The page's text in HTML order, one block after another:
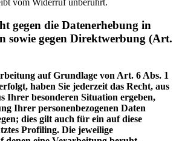
gegen die Datenerhebung in
sowie gegen Direktwerbung (Art.
auf Grundlage von Art. 6 Abs. 1
haben Sie jederzeit das Recht, aus
Ihrer besonderen Situation ergeben,
Ihrer personenbezogenen Daten
dies gilt auch für ein auf diese
Profiling. Die jeweilige